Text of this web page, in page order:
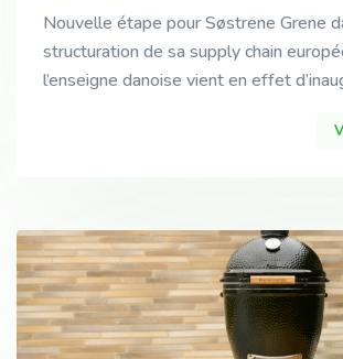
Nouvelle étape pour Søstrene Grene
structuration de sa supply chain
l’enseigne danoise vient en effet